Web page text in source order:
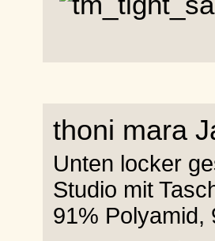
thoni mara
Unten locker
Studio mit
91% Polyamid,